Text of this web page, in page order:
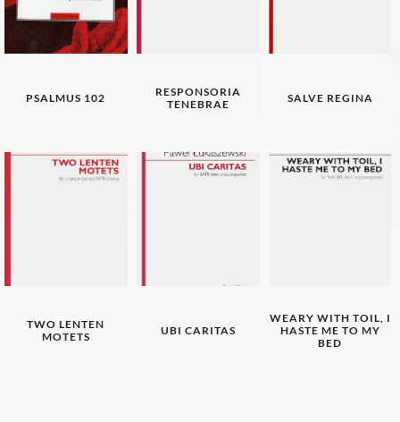
PSALMUS 102
RESPONSORIA
TENEBRAE
SALVE REGINA
TWO LENTEN
MOTETS
UBI CARITAS
WEARY WITH TOIL, I
HASTE ME TO MY
BED